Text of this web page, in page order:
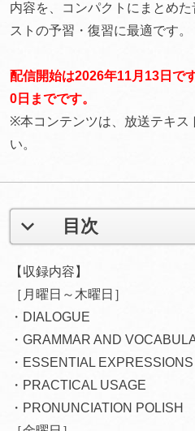
内容を、コンパクトにまとめ
ストの予習・復習に最適です。
配信開始は2026年11月13日で
0日までです。
※本コンテンツは、放送テキス
い。
目次
【収録内容】
［月曜日～木曜日］
・DIALOGUE
・GRAMMAR AND
・ESSENTIAL EXPRESSIONS
・PRACTICAL USAGE
・PRONUNCIATION POLISH